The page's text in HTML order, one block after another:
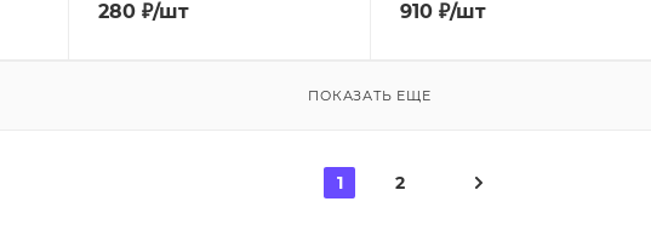
280 ₽/шт 910₽/шт
ПОКАЗАТЬ ЕЩЕ
1 2